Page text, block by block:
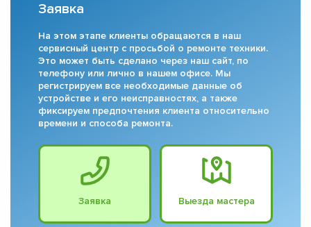
Заявка
На этом этапе клиенты обращаются в наш
сервисный центр с просьбой о ремонте техники.
Это может быть сделано через наш сайт, по
телефону или лично в нашем офисе. Мы
регистрируем все необходимые данные об
устройстве и его неисправностях, а также
фиксируем предпочтения клиента относительно
времени и способа ремонта.
Заявка Выезда мастера